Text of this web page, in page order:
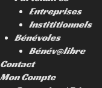
Entreprises
Instititionnels
Bénévoles
Bénév@libre
Contact
Mon Compte